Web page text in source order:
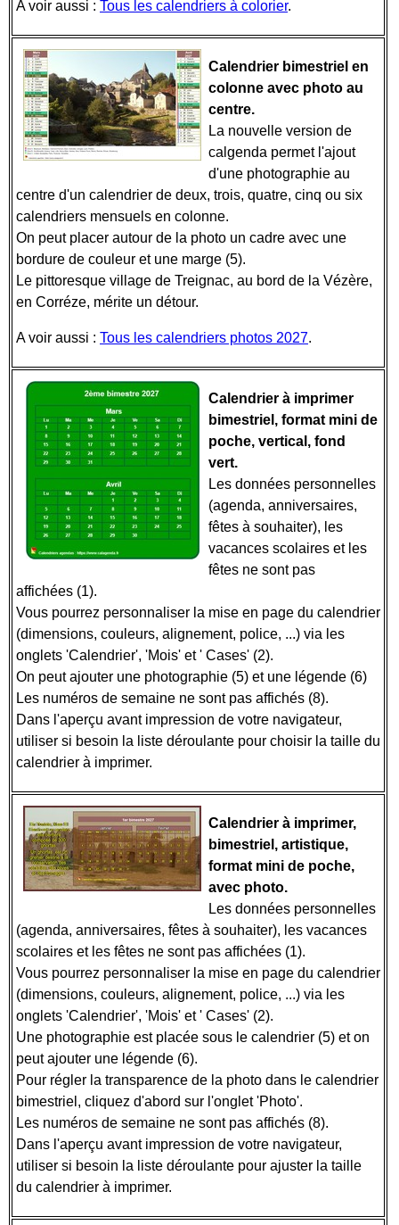
A voir aussi : Tous les calendriers à colorier.
Calendrier bimestriel en
colonne avec photo au
centre.
La nouvelle version de
calgenda permet l'ajout
d'une photographie au
centre d'un calendrier de deux, trois, quatre, cinq ou six
calendriers mensuels en colonne.
On peut placer autour de la photo un cadre avec une
bordure de couleur et une marge (5).
Le pittoresque village de Treignac, au bord de la Vézère,
en Corréze, mérite un détour.
A voir aussi : Tous les calendriers photos 2027.
Calendrier à imprimer
bimestriel, format mini de
poche, vertical, fond
vert.
Les données personnelles
(agenda, anniversaires,
fêtes à souhaiter), les
vacances scolaires et les
fêtes ne sont pas
affichées (1).
Vous pourrez personnaliser la mise en page du calendrier
(dimensions, couleurs, alignement, police, ...) via les
onglets 'Calendrier', 'Mois' et ' Cases' (2).
On peut ajouter une photographie (5) et une légende (6)
Les numéros de semaine ne sont pas affichés (8).
Dans l'aperçu avant impression de votre navigateur,
utiliser si besoin la liste déroulante pour choisir la taille du
calendrier à imprimer.
Calendrier à imprimer,
bimestriel, artistique,
format mini de poche,
avec photo.
Les données personnelles
(agenda, anniversaires, fêtes à souhaiter), les vacances
scolaires et les fêtes ne sont pas affichées (1).
Vous pourrez personnaliser la mise en page du calendrier
(dimensions, couleurs, alignement, police, ...) via les
onglets 'Calendrier', 'Mois' et ' Cases' (2).
Une photographie est placée sous le calendrier (5) et on
peut ajouter une légende (6).
Pour régler la transparence de la photo dans le calendrier
bimestriel, cliquez d'abord sur l'onglet 'Photo'.
Les numéros de semaine ne sont pas affichés (8).
Dans l'aperçu avant impression de votre navigateur,
utiliser si besoin la liste déroulante pour ajuster la taille
du calendrier à imprimer.